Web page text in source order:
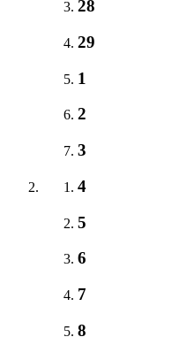
28
29
1
2
3
4
5
6
7
8